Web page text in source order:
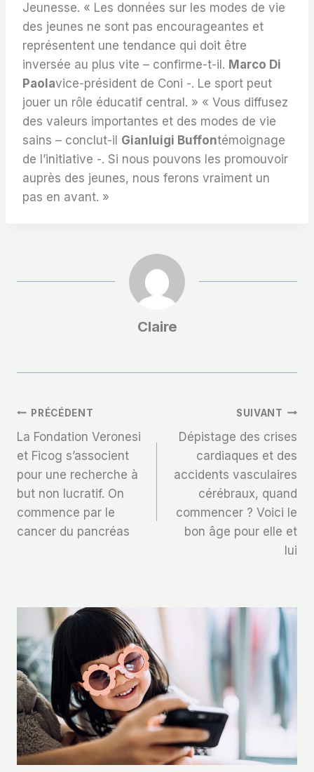
Jeunesse. « Les données sur les modes de vie
des jeunes ne sont pas encourageantes et
représentent une tendance qui doit être
inversée au plus vite – confirme-t-il. Marco Di
Paolavice-président de Coni -. Le sport peut
jouer un rôle éducatif central. » « Vous diffusez
des valeurs importantes et des modes de vie
sains – conclut-il Gianluigi Buffontémoignage
de l’initiative -. Si nous pouvons les promouvoir
auprès des jeunes, nous ferons vraiment un
pas en avant. »
Claire
Navigation
De
L’article
PRÉCÉDENT
La Fondation Veronesi
et Ficog s’associent
pour une recherche à
but non lucratif. On
commence par le
cancer du pancréas
SUIVANT
Dépistage des crises
cardiaques et des
accidents vasculaires
cérébraux, quand
commencer ? Voici le
bon âge pour elle et
lui